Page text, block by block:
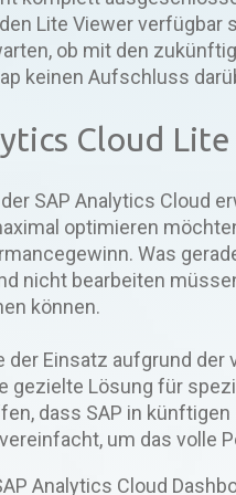
Lite Viewer verfügbar
ob mit den
keinen Aufschluss
Cloud
SAP Analytics Cloud
optimieren
Was
nicht bearbeiten
können.
der Einsatz aufgrund der
gezielte Lösung für
dass SAP in
um das volle
Analytics Cloud